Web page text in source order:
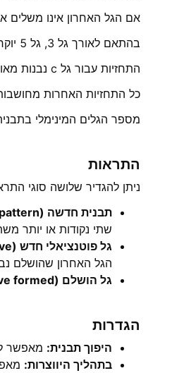
אם הגל האחרון אינו משלים
בהתאם לאורך גל 3, גל 5 יוקרן או מתוך גל 1 או מגובה התנועה של שלושת הגלים הראשונים.
התחזיות עבור גל c נבנות מאורך גל a.
כל התחזיות האחרות
מספר הגלים המינימלי
התראות
ניתן להגדיר שלושה סוגי
תבנית חדשה (New pattern)
שתי נקודות או יותר
גל פוטנציאלי חדש (New potential wave)
הגל האחרון שהושלם
גל הושלם (Wave formed)
הגדרות
היפוך תבנית: מאפשר
בתהליך היווצרות: